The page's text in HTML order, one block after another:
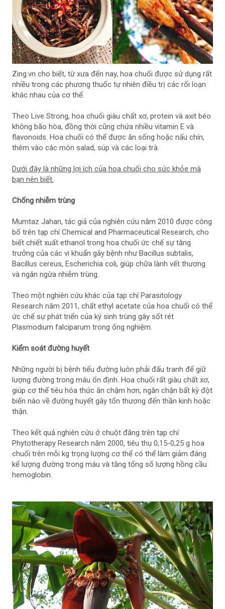
Zing.vn cho biết, từ xưa đến nay, hoa chuối được sử dụng rất
nhiều trong các phương thuốc tự nhiên điều trị các rối loạn
khác nhau của cơ thể.
Theo Live Strong, hoa chuối giàu chất xơ, protein và axit béo
không bão hòa, đồng thời cũng chứa nhiều vitamin E và
flavonoids. Hoa chuối có thể được ăn sống hoặc nấu chín,
thêm vào các món salad, súp và các loại trà.
Dưới đây là những lợi ích của hoa chuối cho sức khỏe mà
bạn nên biết.
Chống nhiễm trùng
Mumtaz Jahan, tác giả của nghiên cứu năm 2010 được công
bố trên tạp chí Chemical and Pharmaceutical Research, cho
biết chiết xuất ethanol trong hoa chuối ức chế sự tăng
trưởng của các vi khuẩn gây bệnh như Bacillus subtalis,
Bacillus cereus, Escherichia coli, giúp chữa lành vết thương
và ngăn ngừa nhiễm trùng.
Theo một nghiên cứu khác của tạp chí Parasitology
Research năm 2011, chất ethyl acetate của hoa chuối có thể
ức chế sự phát triển của ký sinh trùng gây sốt rét
Plasmodium falciparum trong ống nghiệm.
Kiểm soát đường huyết
Những người bị bệnh tiểu đường luôn phải đấu tranh để giữ
lượng đường trong máu ổn định. Hoa chuối rất giàu chất xơ,
giúp cơ thể tiêu hóa thức ăn chậm hơn, ngăn chặn bất kỳ đột
biến nào về đường huyết gây tổn thương đến thần kinh hoặc
thận.
Theo kết quả nghiên cứu ở chuột đăng trên tạp chí
Phytotherapy Research năm 2000, tiêu thụ 0,15-0,25 g hoa
chuối trên mỗi kg trọng lượng cơ thể có thể làm giảm đáng
kể lượng đường trong máu và tăng tổng số lượng hồng cầu
hemoglobin.